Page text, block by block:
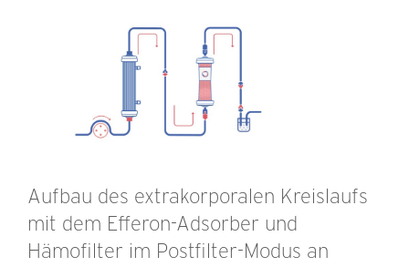
Aufbau des extrakorporalen Kreislaufs
mit dem Efferon-Adsorber und
Hämofilter im Postfilter-Modus an